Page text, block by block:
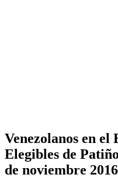
Venezolanos en
Elegibles de
de noviembre